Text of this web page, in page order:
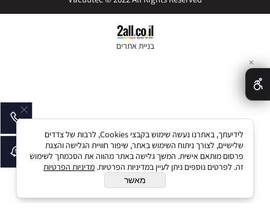
בניית אתרים
✕
לידיעתך, באתרנו נעשה שימוש בקבצי Cookies, לרבות של צדדים
שלישיים, לצורך ניתוח השימוש באתר, שיפור חוויית הגלישה והצגת
פרסום מותאם אישית. המשך גלישה באתר מהווה את הסכמתך לשימוש
זה. לפרטים נוספים ניתן לעיין במדיניות הפרטיות. מדיניות הפרטיות
מאשר